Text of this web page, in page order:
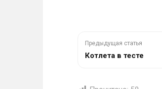
Предыдущая статья
Котлета в тесте